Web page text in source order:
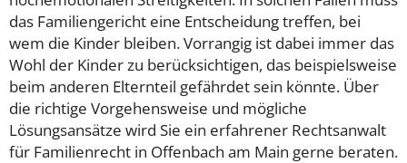
das Familiengericht eine Entscheidung treffen, bei
wem die Kinder bleiben. Vorrangig ist dabei immer das
Wohl der Kinder zu berücksichtigen, das beispielsweise
beim anderen Elternteil gefährdet sein könnte. Über
die richtige Vorgehensweise und mögliche
Lösungsansätze wird Sie ein erfahrener Rechtsanwalt
für Familienrecht in Offenbach am Main gerne beraten.